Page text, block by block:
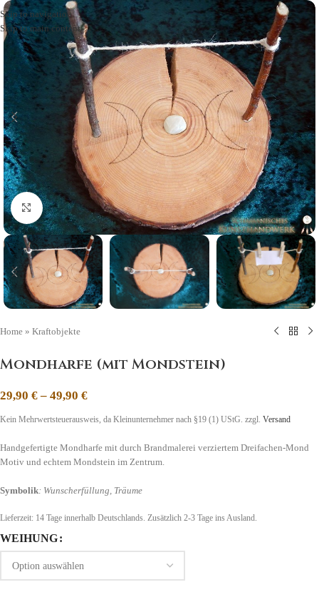
Skip to navigation
Skip to main content
Click to enlarge
Home » Kraftobjekte
Mondharfe (mit Mondstein)
29,90 €– 49,90 €
Kein Mehrwertsteuerausweis, da Kleinunternehmer nach §19 (1) UStG. zzgl. Versand
Handgefertigte Mondharfe mit durch Brandmalerei verziertem Dreifachen-Mond
Motiv und echtem Mondstein im Zentrum.
Symbolik: Wunscherfüllung, Träume
Lieferzeit: 14 Tage innerhalb Deutschlands. Zusätzlich 2-3 Tage ins Ausland.
WEIHUNG